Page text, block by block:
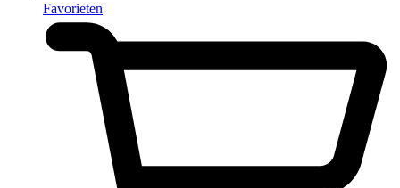
Favorieten